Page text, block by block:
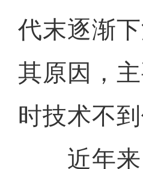
代末逐渐
其原因，
时技术不
近年来